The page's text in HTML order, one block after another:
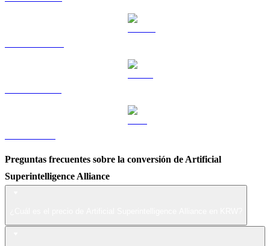
Preguntas frecuentes sobre la conversión de Artificial
Superintelligence Alliance